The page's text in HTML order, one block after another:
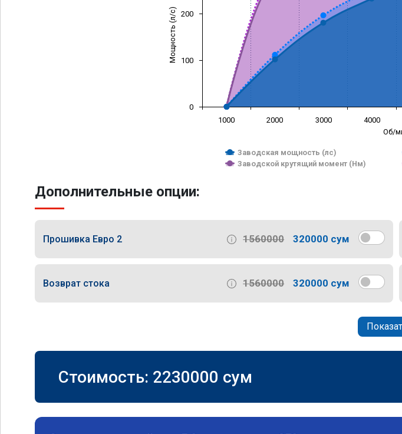
Об/
Мощность (л/с)
Заводская мощность (лс)
Заводской крутящий момент (Нм)
1000 2000 3000 4000
0
100
200
Дополнительные опции:
Прошивка Евро 2 1560000 320000 сум
Возврат стока 1560000 320000 сум
Стоимость: 2230000 сум